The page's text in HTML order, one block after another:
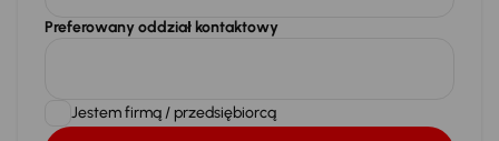
Preferowany oddział kontaktowy
Jestem firmą / przedsiębiorcą